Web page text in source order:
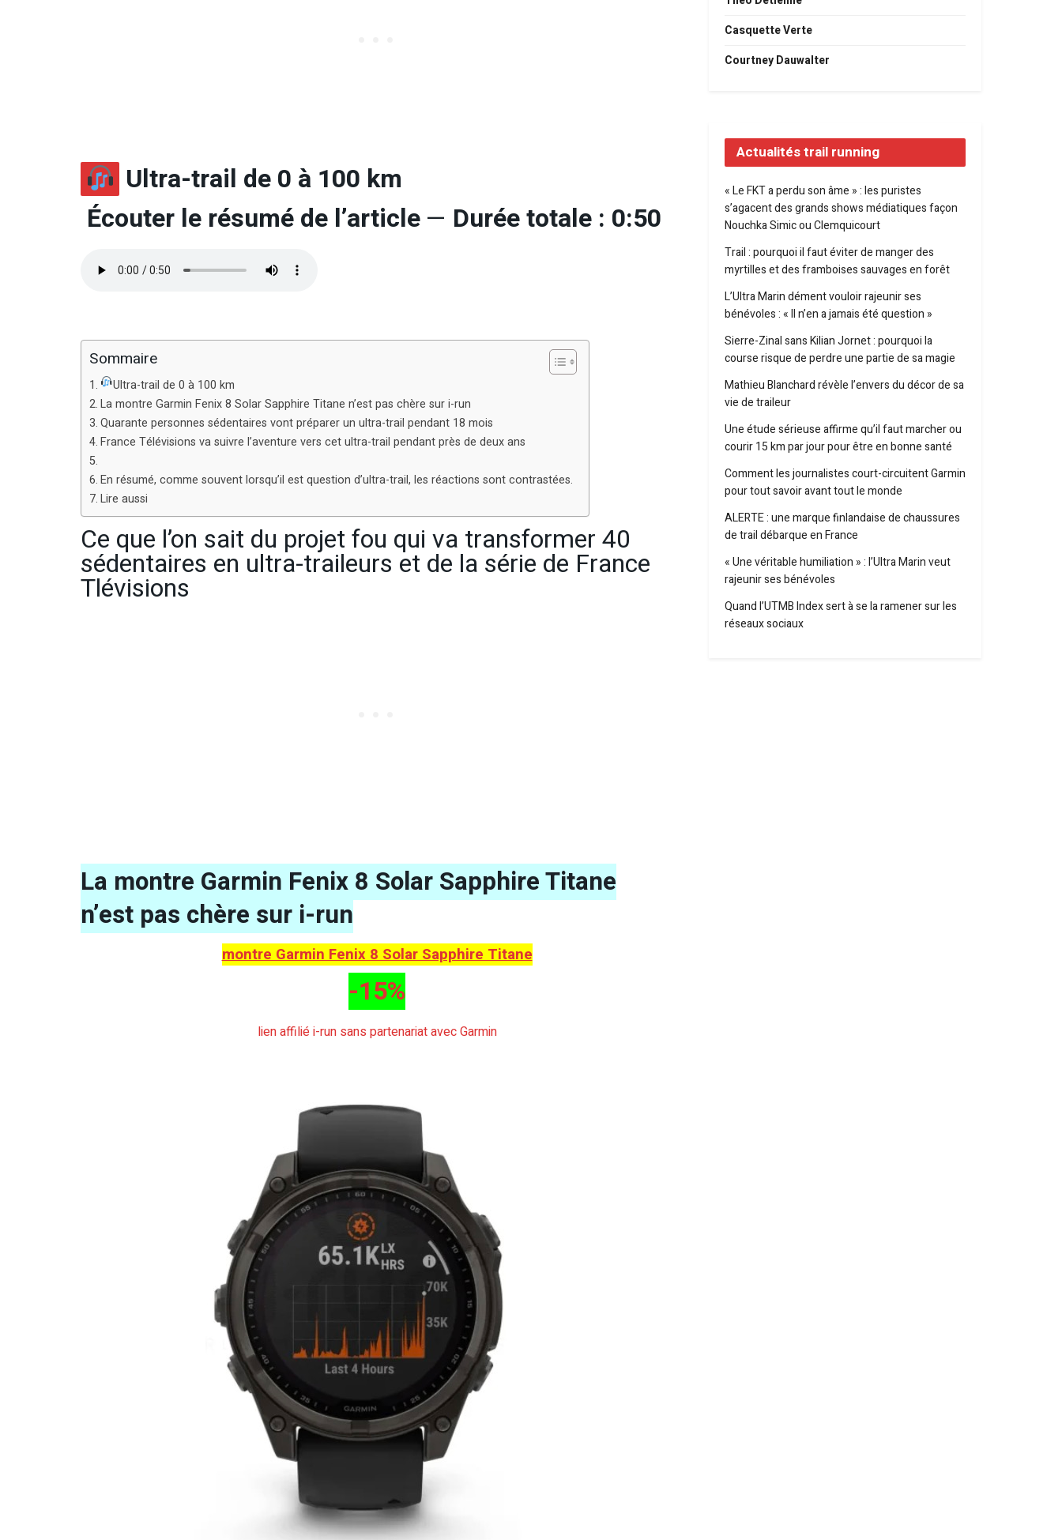
Ultra-trail de 0 à 100 km
Écouter le résumé de l’article— Durée totale : 0:50
Sommaire
Ultra-trail de 0 à 100 km
La montre Garmin Fenix 8 Solar Sapphire Titane n’est pas chère sur i-run
Quarante personnes sédentaires vont préparer un ultra-trail pendant 18 mois
France Télévisions va suivre l’aventure vers cet ultra-trail pendant près de deux ans
En résumé, comme souvent lorsqu’il est question d’ultra-trail, les réactions sont contrastées.
Lire aussi
Ce que l’on sait du projet fou qui va transformer 40
sédentaires en ultra-traileurs et de la série de France
Tlévisions
La montre Garmin Fenix 8 Solar Sapphire Titane
n’est pas chère sur i-run
montre Garmin Fenix 8 Solar Sapphire Titane
-15%
lien affilié i-run sans partenariat avec Garmin
Casquette Verte
Courtney Dauwalter
Actualités trail running
« Le FKT a perdu son âme » : les puristes
s’agacent des grands shows médiatiques façon
Nouchka Simic ou Clemquicourt
Trail : pourquoi il faut éviter de manger des
myrtilles et des framboises sauvages en forêt
L’Ultra Marin dément vouloir rajeunir ses
bénévoles : « Il n’en a jamais été question »
Sierre-Zinal sans Kilian Jornet : pourquoi la
course risque de perdre une partie de sa magie
Mathieu Blanchard révèle l’envers du décor de sa
vie de traileur
Une étude sérieuse affirme qu’il faut marcher ou
courir 15 km par jour pour être en bonne santé
Comment les journalistes court-circuitent Garmin
pour tout savoir avant tout le monde
ALERTE : une marque finlandaise de chaussures
de trail débarque en France
« Une véritable humiliation » : l’Ultra Marin veut
rajeunir ses bénévoles
Quand l’UTMB Index sert à se la ramener sur les
réseaux sociaux